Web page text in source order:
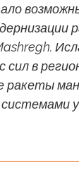
сил в
ракеты
системами